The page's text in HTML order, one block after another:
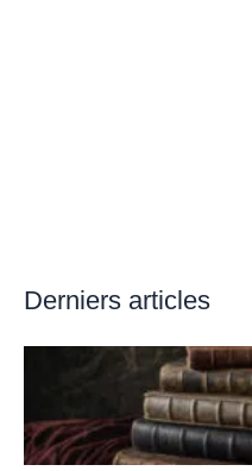
Derniers articles